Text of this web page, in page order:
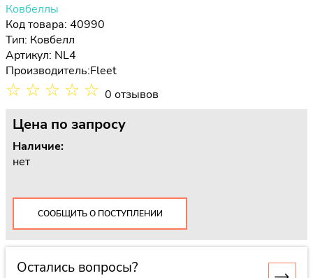
Ковбеллы
Код товара: 40990
Тип: Ковбелл
Артикул: NL4
Производитель:Fleet
☆ ☆ ☆ ☆ ☆ 0 отзывов
Цена по запросу
Наличие:
нет
СООБЩИТЬ О ПОСТУПЛЕНИИ
Остались вопросы?